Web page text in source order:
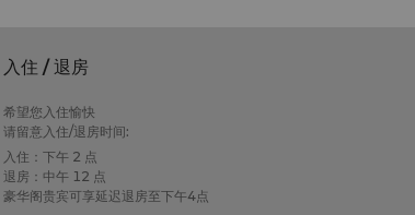
入住 / 退房
希望您入住愉快
请留意入住/退房时间:
入住：下午 2 点
退房：中午 12 点
豪华阁贵宾可享延迟退房至下午4点